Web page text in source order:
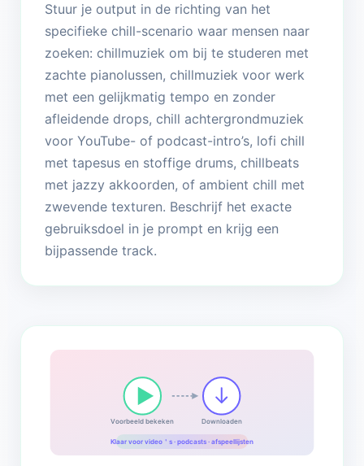
Stuur je output in de richting van het
specifieke chill-scenario waar mensen naar
zoeken: chillmuziek om bij te studeren met
zachte pianolussen, chillmuziek voor werk
met een gelijkmatig tempo en zonder
afleidende drops, chill achtergrondmuziek
voor YouTube- of podcast-intro’s, lofi chill
met tapesus en stoffige drums, chillbeats
met jazzy akkoorden, of ambient chill met
zwevende texturen. Beschrijf het exacte
gebruiksdoel in je prompt en krijg een
bijpassende track.
Voorbeeld bekeken Downloaden
Klaar voor video＇s · podcasts · afspeellijsten